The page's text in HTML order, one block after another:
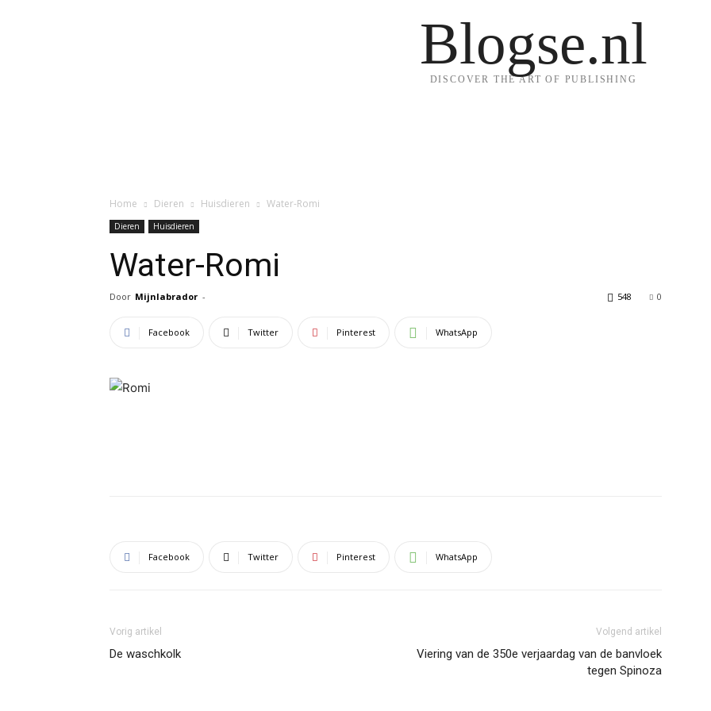
Blogse.nl
DISCOVER THE ART OF PUBLISHING
Home Dieren Huisdieren Water-Romi
Dieren Huisdieren
Water-Romi
Door Mijnlabrador - 0
548
Facebook Twitter Pinterest WhatsApp
Facebook Twitter Pinterest WhatsApp
Vorig artikel
De waschkolk
Volgend artikel
Viering van de 350e verjaardag van de banvloek
tegen Spinoza